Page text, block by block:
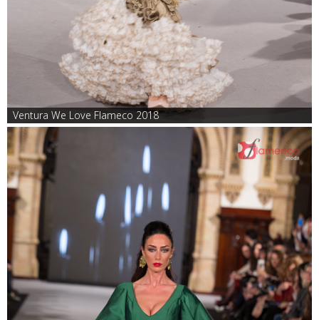
Ventura We Love Flameco 2018